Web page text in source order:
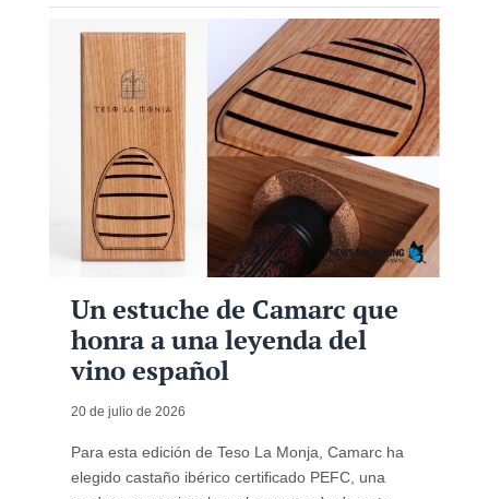
Un estuche de Camarc que
honra a una leyenda del
vino español
20 de julio de 2026
Para esta edición de Teso La Monja, Camarc ha
elegido castaño ibérico certificado PEFC, una